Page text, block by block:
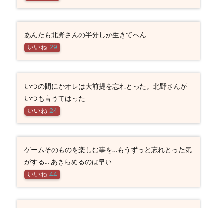
あんたも北野さんの半分しか生きてへん
いいね 29
いつの間にかオレは大前提を忘れとった。北野さんが
いつも言うてはった
いいね 24
ゲームそのものを楽しむ事を…もうずっと忘れとった気
がする… あきらめるのは早い
いいね 44